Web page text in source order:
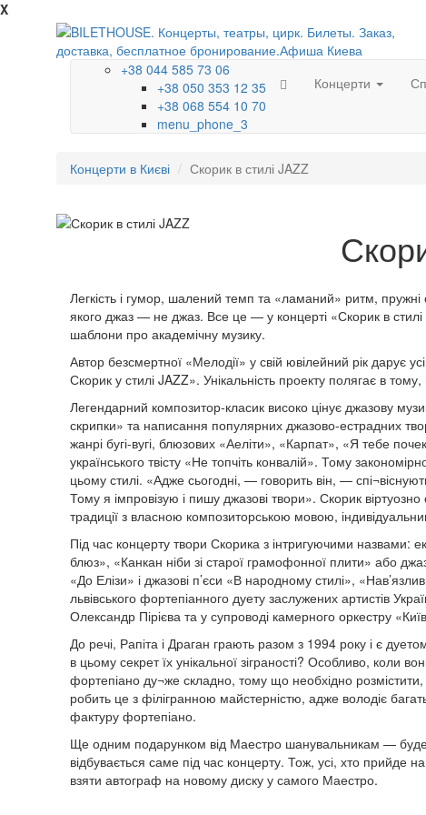
X
+38 044 585 73 06
+38 050 353 12 35
+38 068 554 10 70
menu_phone_3
Концерти
Концерти в Києві Скорик в стилі JAZZ
Легкість і гумор, шалений темп та «ламаний» ритм,
якого джаз — не джаз. Все це — у концерті «Скорик в
шаблони про академічну музику.
Автор безсмертної «Мелодії» у свій ювілейний рік дарує
Скорик у стилі JAZZ». Унікальність проекту полягає в
Легендарний композитор-класик високо цінує джазову
скрипки» та написання популярних джазово-естрадних
жанрі бугі-вугі, блюзових «Аеліти», «Карпат», «Я тебе
українського твісту «Не топчіть конвалій». Тому
цьому стилі. «Адже сьогодні, — говорить він, —
Тому я імпровізую і пишу джазові твори». Скорик
традиції з власною композиторською мовою,
Під час концерту твори Скорика з інтригуючими назвами:
блюз», «Канкан ніби зі старої грамофонної плити» або
«До Елізи» і джазові п’єси «В народному стилі»,
львівського фортепіанного дуету заслужених артистів
Олександр Пірієва та у супроводі камерного оркестру
До речі, Рапіта і Драган грають разом з 1994 року і є
в цьому секрет їх унікальної зіграності? Особливо,
фортепіано ду¬же складно, тому що необхідно
робить це з філігранною майстерністю, адже володіє
фактуру фортепіано.
Ще одним подарунком від Маестро шанувальникам — буде
відбувається саме під час концерту. Тож, усі, хто
взяти автограф на новому диску у самого Маестро.